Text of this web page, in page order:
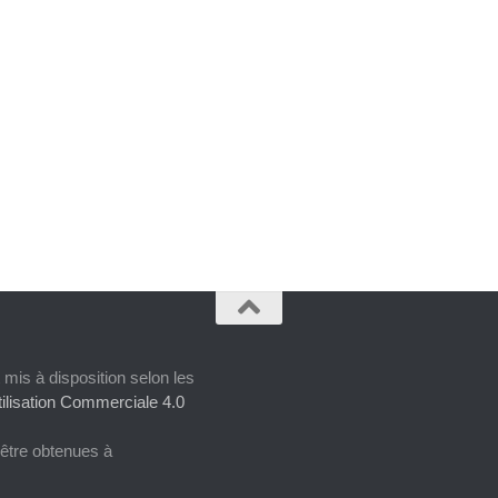
à disposition selon les
Commerciale 4.0
obtenues à